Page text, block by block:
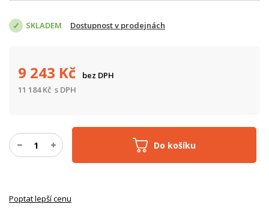
SKLADEM Dostupnost v prodejnách
Do košíku
9 243 Kč
bez DPH
11 184Kč s DPH
Poptat lepší cenu